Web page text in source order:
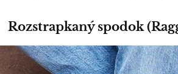
Rozstrapkaný spodok